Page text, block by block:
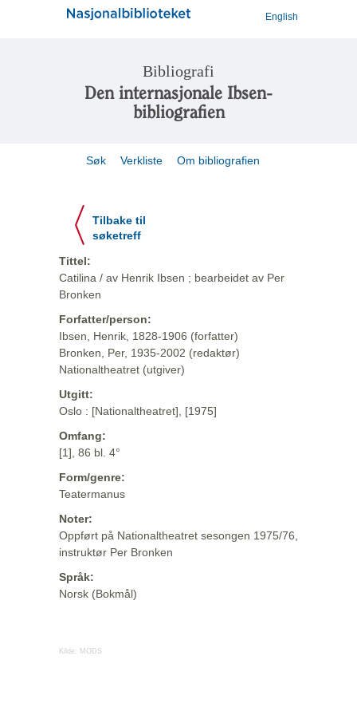
English
Bibliografi
Den internasjonale Ibsen-
bibliografien
Søk Verkliste Om bibliografien
Tilbake til
søketreff
Tittel:
Catilina / av Henrik Ibsen ; bearbeidet av Per
Bronken
Forfatter/person:
Ibsen, Henrik, 1828-1906 (forfatter)
Bronken, Per, 1935-2002 (redaktør)
Nationaltheatret (utgiver)
Utgitt:
Oslo : [Nationaltheatret], [1975]
Omfang:
[1], 86 bl. 4°
Form/genre:
Teatermanus
Noter:
Oppført på Nationaltheatret sesongen 1975/76,
instruktør Per Bronken
Språk:
Norsk (Bokmål)
Kilde: MODS